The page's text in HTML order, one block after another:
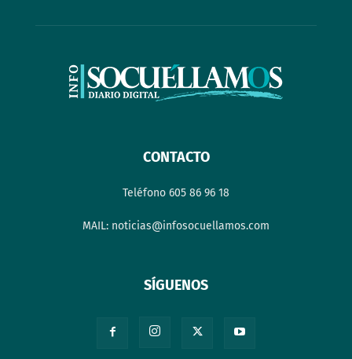
CONTACTO
Teléfono 605 86 96 18
MAIL: noticias@infosocuellamos.com
SÍGUENOS